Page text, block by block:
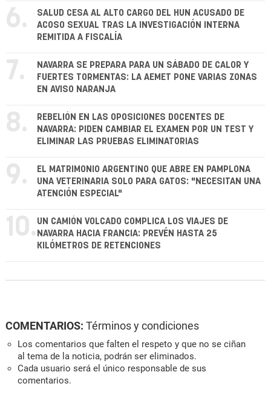
6.
SALUD CESA AL ALTO CARGO DEL HUN ACUSADO DE
ACOSO SEXUAL TRAS LA INVESTIGACIÓN INTERNA
REMITIDA A FISCALÍA
7.
NAVARRA SE PREPARA PARA UN SÁBADO DE CALOR Y
FUERTES TORMENTAS: LA AEMET PONE VARIAS ZONAS
EN AVISO NARANJA
8.
REBELIÓN EN LAS OPOSICIONES DOCENTES DE
NAVARRA: PIDEN CAMBIAR EL EXAMEN POR UN TEST Y
ELIMINAR LAS PRUEBAS ELIMINATORIAS
9.
EL MATRIMONIO ARGENTINO QUE ABRE EN PAMPLONA
UNA VETERINARIA SOLO PARA GATOS: "NECESITAN UNA
ATENCIÓN ESPECIAL"
10. UN CAMIÓN VOLCADO COMPLICA LOS VIAJES DE
NAVARRA HACIA FRANCIA: PREVÉN HASTA 25
KILÓMETROS DE RETENCIONES
COMENTARIOS: Términos y condiciones
Los comentarios que falten el respeto y que no se ciñan
al tema de la noticia, podrán ser eliminados.
Cada usuario será el único responsable de sus
comentarios.